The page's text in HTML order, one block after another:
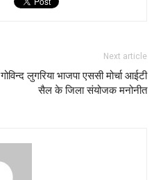
Next article
गोविन्द लुगरिया भाजपा एससी मोर्चा आईटी
सैल के जिला संयोजक मनोनीत